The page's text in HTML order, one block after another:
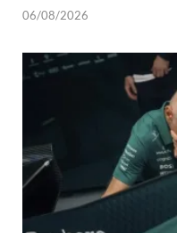
06/08/2026